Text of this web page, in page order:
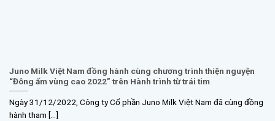
Juno Milk Việt Nam đồng hành cùng chương trình thiện nguyện
“Đông ấm vùng cao 2022” trên Hành trình từ trái tim
Ngày 31/12/2022, Công ty Cổ phần Juno Milk Việt Nam đã cùng đồng
hành tham [...]